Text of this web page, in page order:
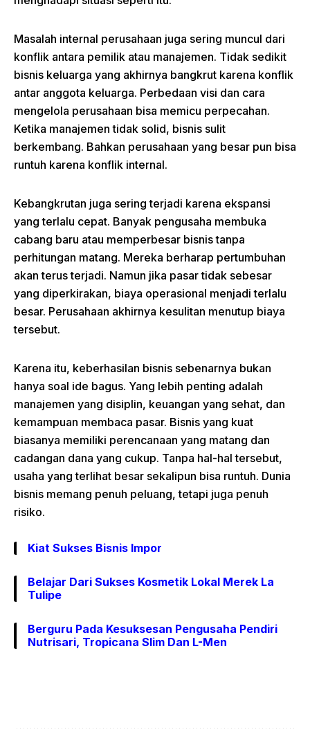
Masalah internal perusahaan juga sering muncul dari
konflik antara pemilik atau manajemen. Tidak sedikit
bisnis keluarga yang akhirnya bangkrut karena konflik
antar anggota keluarga. Perbedaan visi dan cara
mengelola perusahaan bisa memicu perpecahan.
Ketika manajemen tidak solid, bisnis sulit
berkembang. Bahkan perusahaan yang besar pun bisa
runtuh karena konflik internal.
Kebangkrutan juga sering terjadi karena ekspansi
yang terlalu cepat. Banyak pengusaha membuka
cabang baru atau memperbesar bisnis tanpa
perhitungan matang. Mereka berharap pertumbuhan
akan terus terjadi. Namun jika pasar tidak sebesar
yang diperkirakan, biaya operasional menjadi terlalu
besar. Perusahaan akhirnya kesulitan menutup biaya
tersebut.
Karena itu, keberhasilan bisnis sebenarnya bukan
hanya soal ide bagus. Yang lebih penting adalah
manajemen yang disiplin, keuangan yang sehat, dan
kemampuan membaca pasar. Bisnis yang kuat
biasanya memiliki perencanaan yang matang dan
cadangan dana yang cukup. Tanpa hal-hal tersebut,
usaha yang terlihat besar sekalipun bisa runtuh. Dunia
bisnis memang penuh peluang, tetapi juga penuh
risiko.
Kiat Sukses Bisnis Impor
Belajar Dari Sukses Kosmetik Lokal Merek La
Tulipe
Berguru Pada Kesuksesan Pengusaha Pendiri
Nutrisari, Tropicana Slim Dan L-Men